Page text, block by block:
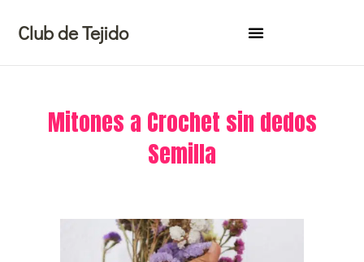
contenido
Club de Tejido
Mitones a Crochet sin dedos
Semilla